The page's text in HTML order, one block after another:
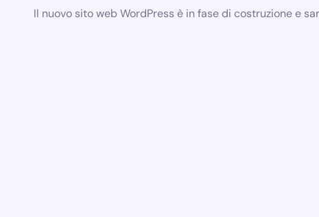
Il nuovo sito web WordPress è in fase di costruzione e